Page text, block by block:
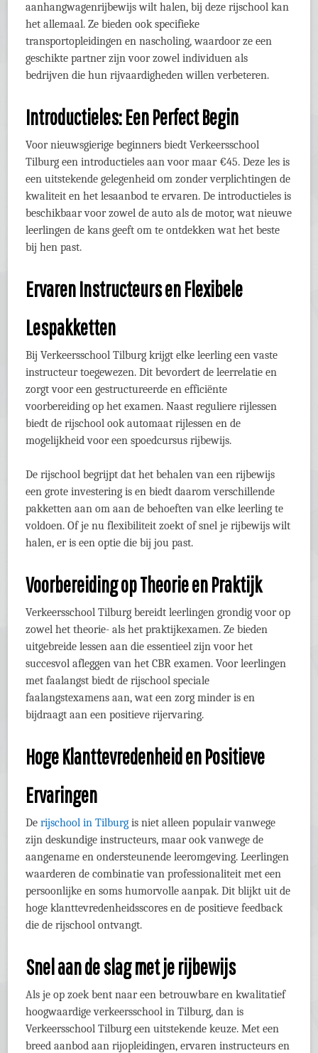
aanhangwagenrijbewijs wilt halen, bij deze rijschool kan
het allemaal. Ze bieden ook specifieke
transportopleidingen en nascholing, waardoor ze een
geschikte partner zijn voor zowel individuen als
bedrijven die hun rijvaardigheden willen verbeteren.
Introductieles: Een Perfect Begin
Voor nieuwsgierige beginners biedt Verkeersschool
Tilburg een introductieles aan voor maar €45. Deze les is
een uitstekende gelegenheid om zonder verplichtingen de
kwaliteit en het lesaanbod te ervaren. De introductieles is
beschikbaar voor zowel de auto als de motor, wat nieuwe
leerlingen de kans geeft om te ontdekken wat het beste
bij hen past.
Ervaren Instructeurs en Flexibele
Lespakketten
Bij Verkeersschool Tilburg krijgt elke leerling een vaste
instructeur toegewezen. Dit bevordert de leerrelatie en
zorgt voor een gestructureerde en efficiënte
voorbereiding op het examen. Naast reguliere rijlessen
biedt de rijschool ook automaat rijlessen en de
mogelijkheid voor een spoedcursus rijbewijs.
De rijschool begrijpt dat het behalen van een rijbewijs
een grote investering is en biedt daarom verschillende
pakketten aan om aan de behoeften van elke leerling te
voldoen. Of je nu flexibiliteit zoekt of snel je rijbewijs wilt
halen, er is een optie die bij jou past.
Voorbereiding op Theorie en Praktijk
Verkeersschool Tilburg bereidt leerlingen grondig voor op
zowel het theorie- als het praktijkexamen. Ze bieden
uitgebreide lessen aan die essentieel zijn voor het
succesvol afleggen van het CBR examen. Voor leerlingen
met faalangst biedt de rijschool speciale
faalangstexamens aan, wat een zorg minder is en
bijdraagt aan een positieve rijervaring.
Hoge Klanttevredenheid en Positieve
Ervaringen
Derijschool in Tilburg is niet alleen populair vanwege
zijn deskundige instructeurs, maar ook vanwege de
aangename en ondersteunende leeromgeving. Leerlingen
waarderen de combinatie van professionaliteit met een
persoonlijke en soms humorvolle aanpak. Dit blijkt uit de
hoge klanttevredenheidsscores en de positieve feedback
die de rijschool ontvangt.
Snel aan de slag met je rijbewijs
Als je op zoek bent naar een betrouwbare en kwalitatief
hoogwaardige verkeersschool in Tilburg, dan is
Verkeersschool Tilburg een uitstekende keuze. Met een
breed aanbod aan rijopleidingen, ervaren instructeurs en